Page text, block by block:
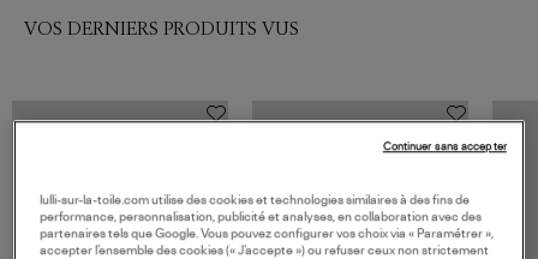
VOS DERNIERS PRODUITS VUS
lulli-sur-la-toile.com utilise des cookies et technologies similaires à des fins de
performance, personnalisation, publicité et analyses, en collaboration avec des
partenaires tels que Google. Vous pouvez configurer vos choix via « Paramétrer »,
accepter l’ensemble des cookies (« J’accepte ») ou refuser ceux non strictement
Continuer sans accepter